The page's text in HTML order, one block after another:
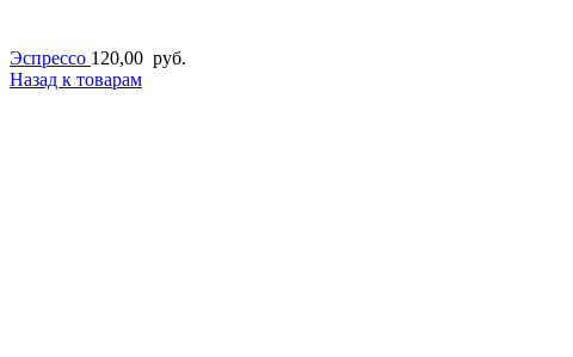
Эспрессо 120,00 руб.
Назад к товарам